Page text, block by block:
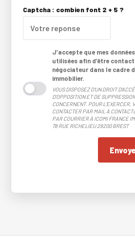
Captcha : combien font 2 + 5 ?
J’accepte que mes
utilisées afin d’être
négociateur dans le cadre
immobilier.
VOUS DISPOSEZ D'UN DROIT
D'OPPOSITION ET DE
CONCERNENT. POUR L'EXERCER,
CONTACTER PAR MAIL À
PAR COURRIER À ICOMI FRANCE
78 RUE RICHELIEU 29200 BREST